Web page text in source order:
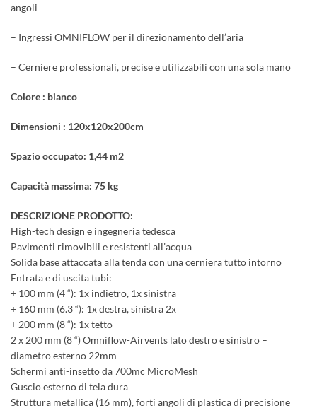
angoli
– Ingressi OMNIFLOW per il direzionamento dell’aria
– Cerniere professionali, precise e utilizzabili con una sola mano
Colore : bianco
Dimensioni : 120x120x200cm
Spazio occupato: 1,44 m2
Capacità massima: 75 kg
DESCRIZIONE PRODOTTO:
High-tech design e ingegneria tedesca
Pavimenti rimovibili e resistenti all’acqua
Solida base attaccata alla tenda con una cerniera tutto intorno
Entrata e di uscita tubi:
+ 100 mm (4 “): 1x indietro, 1x sinistra
+ 160 mm (6.3 “): 1x destra, sinistra 2x
+ 200 mm (8 “): 1x tetto
2 x 200 mm (8 “) Omniflow-Airvents lato destro e sinistro –
diametro esterno 22mm
Schermi anti-insetto da 700mc MicroMesh
Guscio esterno di tela dura
Struttura metallica (16 mm), forti angoli di plastica di precisione